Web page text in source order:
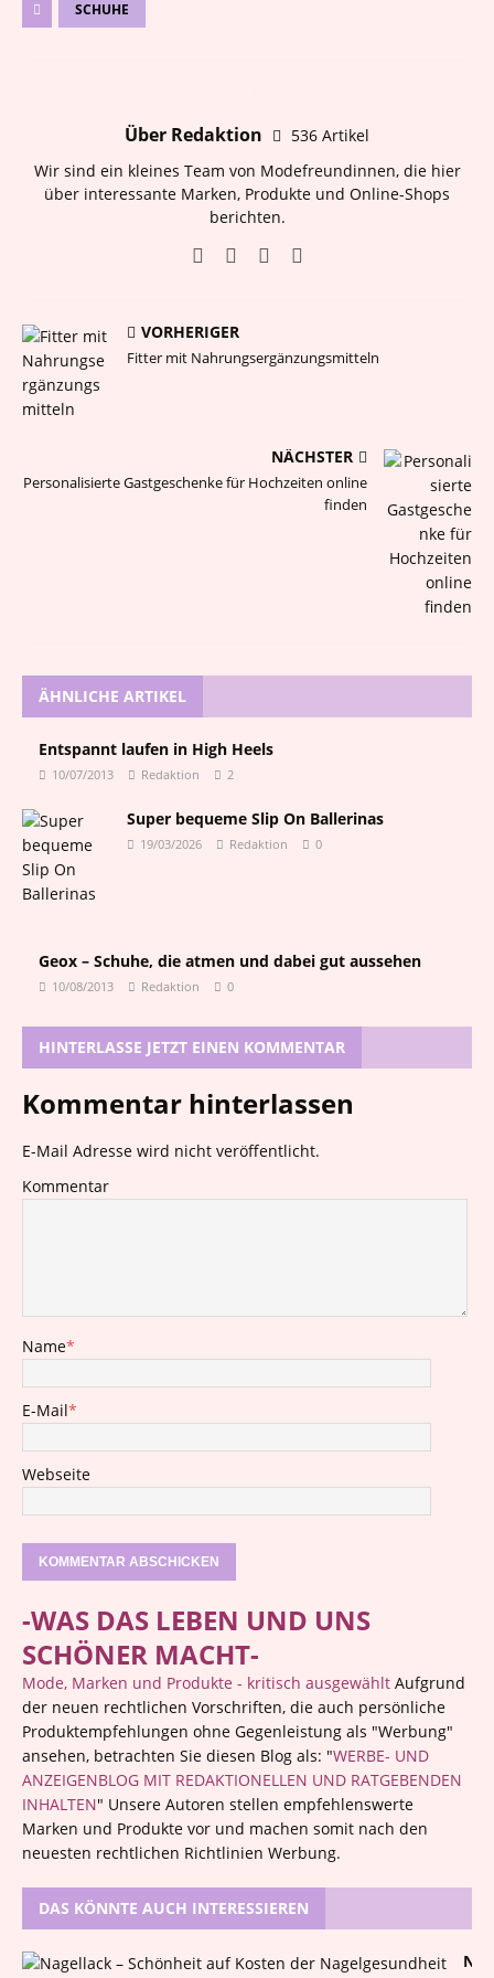
SCHUHE
Über Redaktion
536 Artikel
Wir sind ein kleines Team von Modefreundinnen, die hier
über interessante Marken, Produkte und Online-Shops
berichten.
VORHERIGER
Fitter mit Nahrungsergänzungsmitteln
NÄCHSTER
Personalisierte Gastgeschenke für Hochzeiten online
finden
ÄHNLICHE ARTIKEL
Entspannt laufen in High Heels
10/07/2013 Redaktion 2
Super bequeme Slip On Ballerinas
19/03/2026 Redaktion 0
Geox – Schuhe, die atmen und dabei gut aussehen
10/08/2013 Redaktion 0
HINTERLASSE JETZT EINEN KOMMENTAR
Kommentar hinterlassen
E-Mail Adresse wird nicht veröffentlicht.
Kommentar
Name*
E-Mail*
Webseite
-WAS DAS LEBEN UND UNS
SCHÖNER MACHT-
Mode, Marken und Produkte - kritisch ausgewählt Aufgrund
der neuen rechtlichen Vorschriften, die auch persönliche
Produktempfehlungen ohne Gegenleistung als "Werbung"
ansehen, betrachten Sie diesen Blog als: "WERBE- UND
ANZEIGENBLOG MIT REDAKTIONELLEN UND RATGEBENDEN
INHALTEN" Unsere Autoren stellen empfehlenswerte
Marken und Produkte vor und machen somit nach den
neuesten rechtlichen Richtlinien Werbung.
DAS KÖNNTE AUCH INTERESSIEREN
N